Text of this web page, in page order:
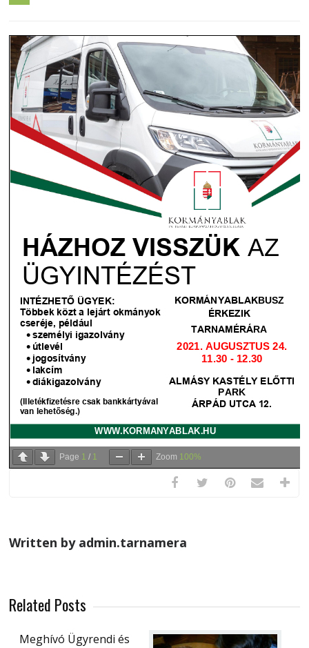
Page 1 / 1 Zoom 100%
Written by admin.tarnamera
Related Posts
Meghívó Ügyrendi és